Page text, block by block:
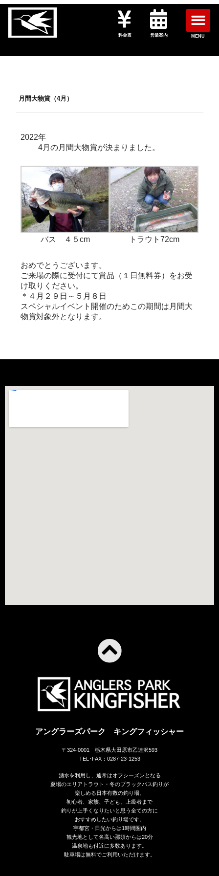
料金表 営業案内 MENU
月間大物賞（4月）
2022年
4月の月間大物賞が決まりました。
バス ４５cm トラウト72cm
おめでとうございます。
ご来場の際に受付にて賞品（１日無料券）をお受
け取りください。
＊４月２９日～５月８日
スペシャルイベント開催のためこの期間は月間大
物賞対象外となります。
アングラーズパーク キングフィッシャー
〒324-0001 栃木県大田原市乙連沢593
TEL･FAX：0287-23-1253
湧水を利用し、通常はオフシーズンとなる
夏場のエリアトラウト・冬のブラックバス釣りが
楽しめる日本有数の釣り場。
初心者、家族、子ども、上級者まで
釣りが上手くなりたいと思う全ての方に
おすすめしたい釣り場です。
宇都宮・日光からは1時間圏内
観光地として名高い那須からは20分
温泉地も付近に多数あります。
駐車場は無料でご利用いただけます。